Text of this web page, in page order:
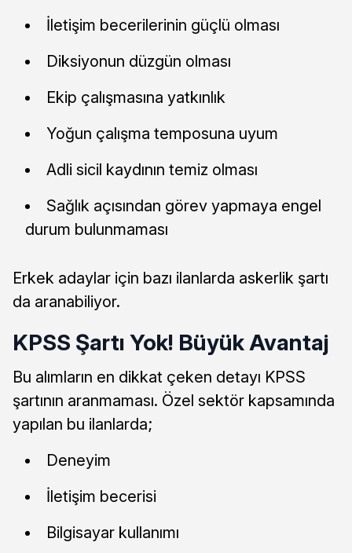
İletişim becerilerinin güçlü olması
Diksiyonun düzgün olması
Ekip çalışmasına yatkınlık
Yoğun çalışma temposuna uyum
Adli sicil kaydının temiz olması
Sağlık açısından görev yapmaya engel
durum bulunmaması
Erkek adaylar için bazı ilanlarda askerlik şartı
da aranabiliyor.
KPSS Şartı Yok! Büyük Avantaj
Bu alımların en dikkat çeken detayı KPSS
şartının aranmaması. Özel sektör kapsamında
yapılan bu ilanlarda;
Deneyim
İletişim becerisi
Bilgisayar kullanımı